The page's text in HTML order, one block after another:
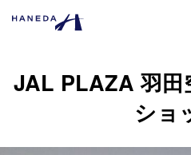
JAL PLAZA 羽田
ショ